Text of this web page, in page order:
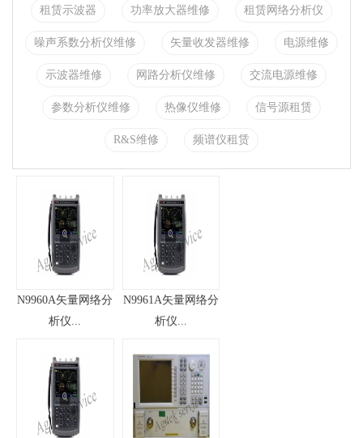
租赁示波器 功率放大器维修 租赁网络分析仪
噪声系数分析仪维修 矢量收发器维修 电源维修
示波器维修 网路分析仪维修 交流电源维修
参数分析仪维修 热像仪维修 信号源租赁
R&S维修 频谱仪租赁
N9960A矢量网络分
析仪...
N9961A矢量网络分
析仪...